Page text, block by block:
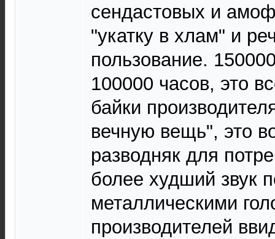
сендастовых и
"укатку в хлам" и
пользование.
100000 часов, это
байки
вечную вещь", это
разводняк для
более худший звук
металлическими
производителей